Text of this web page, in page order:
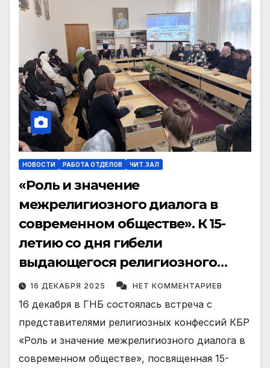
НОВОСТИ РАБОТА ОТДЕЛОВ ЧИТ.ЗАЛ
«Роль и значение
межрелигиозного диалога в
современном обществе». К 15-
летию со дня гибели
выдающегося религиозного
деятеля Пшихачева Анаса
Мусаевича.
16 ДЕКАБРЯ 2025 НЕТ КОММЕНТАРИЕВ
16 декабря в ГНБ состоялась встреча с
представителями религиозных конфессий КБР
«Роль и значение межрелигиозного диалога в
современном обществе», посвященная 15-